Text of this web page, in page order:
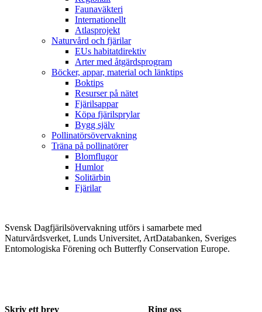
Faunaväkteri
Internationellt
Atlasprojekt
Naturvård och fjärilar
EUs habitatdirektiv
Arter med åtgärdsprogram
Böcker, appar, material och länktips
Boktips
Resurser på nätet
Fjärilsappar
Köpa fjärilsprylar
Bygg själv
Pollinatörsövervakning
Träna på pollinatörer
Blomflugor
Humlor
Solitärbin
Fjärilar
Svensk Dagfjärilsövervakning utförs i samarbete med
Naturvårdsverket, Lunds Universitet, ArtDatabanken, Sveriges
Entomologiska Förening och Butterfly Conservation Europe.
Skriv ett brev Ring oss